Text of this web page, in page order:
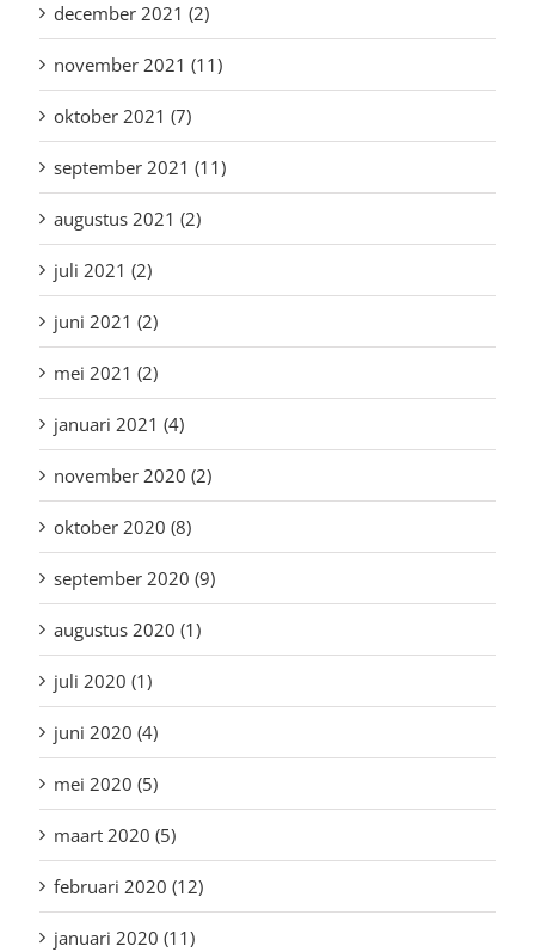
december 2021 (2)
november 2021 (11)
oktober 2021 (7)
september 2021 (11)
augustus 2021 (2)
juli 2021 (2)
juni 2021 (2)
mei 2021 (2)
januari 2021 (4)
november 2020 (2)
oktober 2020 (8)
september 2020 (9)
augustus 2020 (1)
juli 2020 (1)
juni 2020 (4)
mei 2020 (5)
maart 2020 (5)
februari 2020 (12)
januari 2020 (11)